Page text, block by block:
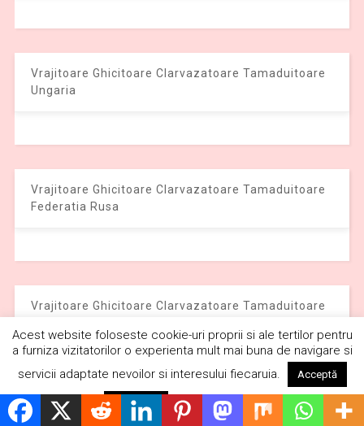
Vrajitoare Ghicitoare Clarvazatoare Tamaduitoare
Ungaria
Vrajitoare Ghicitoare Clarvazatoare Tamaduitoare
Federatia Rusa
Vrajitoare Ghicitoare Clarvazatoare Tamaduitoare
Vrajitoare Ghicitoare Clarvazatoare Tamaduitoare
Acest website foloseste cookie-uri proprii si ale tertilor pentru
a furniza vizitatorilor o experienta mult mai buna de navigare si
servicii adaptate nevoilor si interesului fiecaruia.
Acceptă
Respinge Citește mai mult